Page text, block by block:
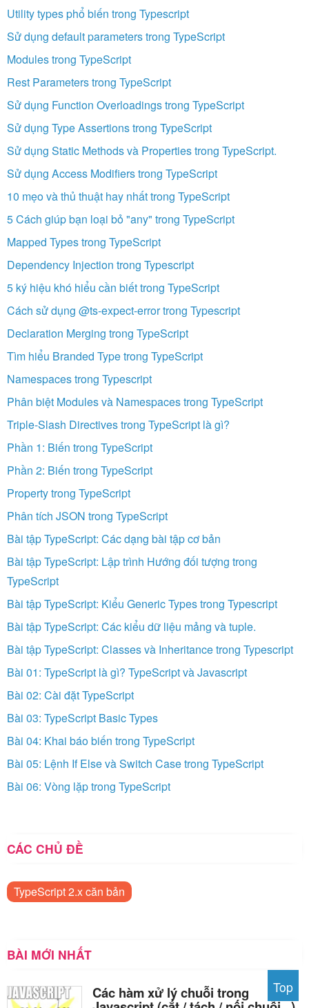
Utility types phổ biến trong Typescript
Sử dụng default parameters trong TypeScript
Modules trong TypeScript
Rest Parameters trong TypeScript
Sử dụng Function Overloadings trong TypeScript
Sử dụng Type Assertions trong TypeScript
Sử dụng Static Methods và Properties trong TypeScript.
Sử dụng Access Modifiers trong TypeScript
10 mẹo và thủ thuật hay nhất trong TypeScript
5 Cách giúp bạn loại bỏ "any" trong TypeScript
Mapped Types trong TypeScript
Dependency Injection trong Typescript
5 ký hiệu khó hiểu cần biết trong TypeScript
Cách sử dụng @ts-expect-error trong Typescript
Declaration Merging trong TypeScript
Tìm hiểu Branded Type trong TypeScript
Namespaces trong Typescript
Phân biệt Modules và Namespaces trong TypeScript
Triple-Slash Directives trong TypeScript là gì?
Phần 1: Biến trong TypeScript
Phần 2: Biến trong TypeScript
Property trong TypeScript
Phân tích JSON trong TypeScript
Bài tập TypeScript: Các dạng bài tập cơ bản
Bài tập TypeScript: Lập trình Hướng đối tượng trong
TypeScript
Bài tập TypeScript: Kiểu Generic Types trong Typescript
Bài tập TypeScript: Các kiểu dữ liệu mảng và tuple.
Bài tập TypeScript: Classes và Inheritance trong Typescript
Bài 01: TypeScript là gì? TypeScript và Javascript
Bài 02: Cài đặt TypeScript
Bài 03: TypeScript Basic Types
Bài 04: Khai báo biến trong TypeScript
Bài 05: Lệnh If Else và Switch Case trong TypeScript
Bài 06: Vòng lặp trong TypeScript
CÁC CHỦ ĐỀ
TypeScript 2.x căn bản
BÀI MỚI NHẤT
Các hàm xử lý chuỗi trong Top